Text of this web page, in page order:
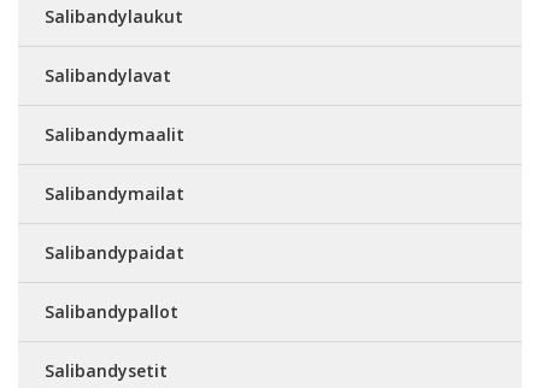
Salibandylaukut
Salibandylavat
Salibandymaalit
Salibandymailat
Salibandypaidat
Salibandypallot
Salibandysetit